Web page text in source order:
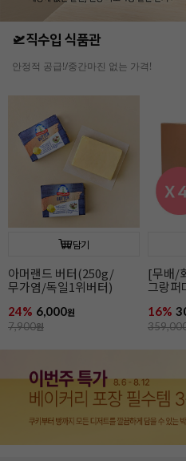
🛫직수입 식품관
안정적 공급!/중간마진 없는 가격!
담기
[그랑퍼마쥬] 고메
발효버터(200g/무가염/
14% 8,480원
9,900원
[무배/
그랑퍼
프랑스)
16%